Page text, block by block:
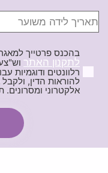
בהכנס פרטייך
לתקנון האתר
רלוונטים ודוגמיות
להוראות הדין,
אלקטרוני ומסרונים. תוכלי להסיר את הרישום בכל עת